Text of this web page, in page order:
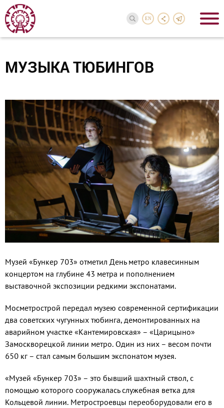
EN
МУЗЫКА ТЮБИНГОВ
Музей «Бункер 703» отметил День метро клавесинным
концертом на глубине 43 метра и пополнением
выставочной экспозиции редкими экспонатами.
Мосметрострой передал музею современной сертификации
два советских чугунных тюбинга, демонтированных на
аварийном участке «Кантемировская» – «Царицыно»
Замоскворецкой линии метро. Один из них – весом почти
650 кг – стал самым большим экспонатом музея.
«Музей «Бункер 703» – это бывший шахтный ствол, с
помощью которого сооружалась служебная ветка для
Кольцевой линии. Метростроевцы переоборудовали его в